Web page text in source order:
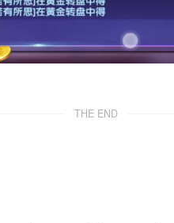
THE END